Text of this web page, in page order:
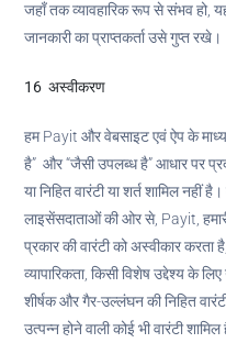
जहाँ तक व्यावहारिक रूप से संभव हो,
जानकारी का प्राप्तकर्ता उसे गुप्त रखे।
16 अस्वीकरण
हम Payit और वेबसाइट एवं ऐप के
है” और “जैसी उपलब्ध है” आधार पर
या निहित वारंटी या शर्त शामिल
लाइसेंसदाताओं की ओर से, Payit,
प्रकार की वारंटी को अस्वीकार करता
व्यापारिकता, किसी विशेष उद्देश्य के
शीर्षक और गैर-उल्लंघन की निहित
उत्पन्न होने वाली कोई भी वारंटी शामिल